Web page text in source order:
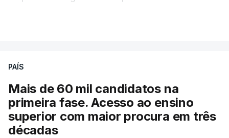
evolução das cotações internacionais do petróleo,
posto de abastecimento, a marca e a localização.
A atualização do desconto do Imposto sobre os
Produtos Petrolíferos (ISP) também poderá
PAÍS
Mais de 60 mil candidatos na
primeira fase. Acesso ao ensino
superior com maior procura em três
décadas